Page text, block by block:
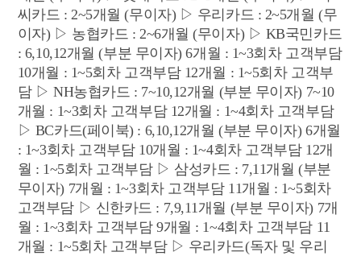
고
다
양
한
서
비
스
를
받
아
보
세
요!
씨카드 : 2~5개월 (무이자) ▷ 우리카드 : 2~5개월 (무
이자) ▷ 농협카드 : 2~6개월 (무이자) ▷ KB국민카드
: 6,10,12개월 (부분 무이자) 6개월 : 1~3회차 고객부담
10개월 : 1~5회차 고객부담 12개월 : 1~5회차 고객부
담 ▷ NH농협카드 : 7~10,12개월 (부분 무이자) 7~10
개월 : 1~3회차 고객부담 12개월 : 1~4회차 고객부담
▷ BC카드(페이북) : 6,10,12개월 (부분 무이자) 6개월
: 1~3회차 고객부담 10개월 : 1~4회차 고객부담 12개
월 : 1~5회차 고객부담 ▷ 삼성카드 : 7,11개월 (부분
무이자) 7개월 : 1~3회차 고객부담 11개월 : 1~5회차
고객부담 ▷ 신한카드 : 7,9,11개월 (부분 무이자) 7개
월 : 1~3회차 고객부담 9개월 : 1~4회차 고객부담 11
개월 : 1~5회차 고객부담 ▷ 우리카드(독자 및 우리